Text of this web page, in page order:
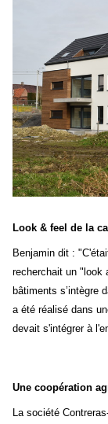
Look & feel de la
Benjamin dit :
recherchait un "look
bâtiments s’intègre
a été réalisé dans
devait s'intégrer à
Une coopération
La société